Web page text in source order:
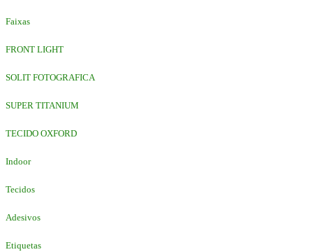
Faixas
FRONT LIGHT
SOLIT FOTOGRAFICA
SUPER TITANIUM
TECIDO OXFORD
Indoor
Tecidos
Adesivos
Etiquetas